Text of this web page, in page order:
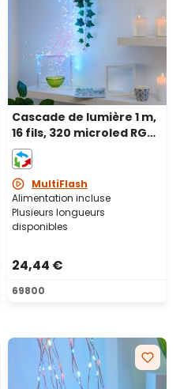
Cascade de lumière 1 m,
16 fils, 320 microled RGB,
couleurs changeantes,
câble métal cuivré
MultiFlash
Alimentation incluse
Plusieurs longueurs
disponibles
24,44 €
69800